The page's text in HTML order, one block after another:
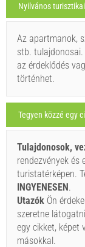
péntek,
2026. 08. 07.
szombat,
2026. 08. 08.
vasárnap,
2026. 08. 09.
Ružmarin
Ivan Nane
Ulica
E-mail:
Nyilvános
Az apartmanok,
stb.
az érdeklődés
történhet.
Tegyen közzé egy
Tulajdonosok,
rendezvények és
turistatérképen.
INGYENESEN.
Utazók Ön
szeretne
egy cikket, képet
másokkal.